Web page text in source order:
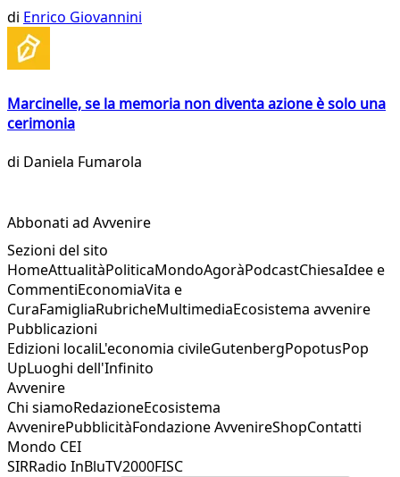
di Enrico Giovannini
Marcinelle, se la memoria non diventa azione è solo una
cerimonia
di Daniela Fumarola
Abbonati ad Avvenire
Sezioni del sito
HomeAttualitàPoliticaMondoAgoràPodcastChiesaIdee e
CommentiEconomiaVita e
CuraFamigliaRubricheMultimediaEcosistema avvenire
Pubblicazioni
Edizioni localiL'economia civileGutenbergPopotusPop
UpLuoghi dell'Infinito
Avvenire
Chi siamoRedazioneEcosistema
AvvenirePubblicitàFondazione AvvenireShopContatti
Mondo CEI
SIRRadio InBluTV2000FISC